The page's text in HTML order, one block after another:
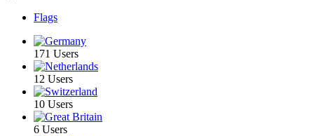
Flags
171 Users
12 Users
10 Users
6 Users